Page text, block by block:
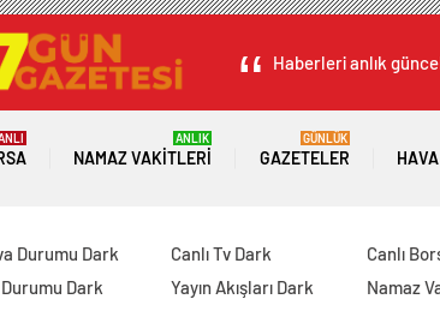
Haberleri anlık
NAMAZ VAKITLERI
ANLIK
GAZETELER
GÜNLÜK
Durumu Dark
Dark
Canlı Tv Dark
Yayın Akışları Dark
Canlı
Namaz